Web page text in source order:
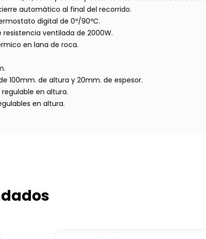
automático al final del recorrido.
digital de 0º/90ºC.
ventilada de 2000W.
en lana de roca.
100mm. de altura y 20mm. de espesor.
en altura.
en altura.